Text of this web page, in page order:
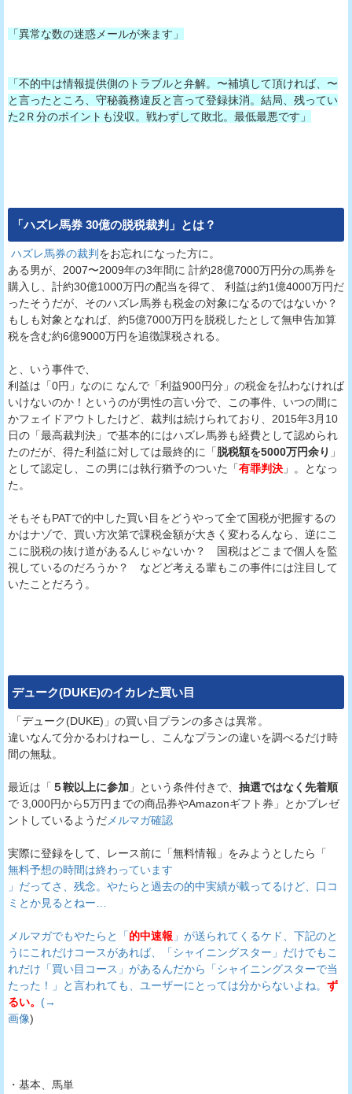
「異常な数の迷惑メールが来ます」
「不的中は情報提供側のトラブルと弁解。〜補填して頂ければ、〜
と言ったところ、守秘義務違反と言って登録抹消。結局、残ってい
た2Ｒ分のポイントも没収。戦わずして敗北。最低最悪です」
「ハズレ馬券 30億の脱税裁判」とは？
ハズレ馬券の裁判 をお忘れになった方に。
ある男が、2007〜2009年の3年間に 計約28億7000万円分の馬券を
購入し、計約30億1000万円の配当を得て、 利益は約1億4000万円だ
ったそうだが、そのハズレ馬券も税金の対象になるのではないか？
もしも対象となれば、約5億7000万円を脱税したとして無申告加算
税を含む約6億9000万円を追徴課税される。
と、いう事件で、
利益は「0円」なのに なんで「利益900円分」の税金を払わなければ
いけないのか！というのが男性の言い分で、この事件、いつの間に
かフェイドアウトしたけど、裁判は続けられており、2015年3月10
日の「最高裁判決」で基本的にはハズレ馬券も経費として認められ
たのだが、得た利益に対しては最終的に「脱税額を5000万円余り 」
として認定し、この男には執行猶予のついた「有罪判決 」。となっ
た。
そもそもPATで的中した買い目をどうやって全て国税が把握するの
かはナゾで、買い方次第で課税金額が大きく変わるんなら、逆にこ
こに脱税の抜け道があるんじゃないか？ 国税はどこまで個人を監
視しているのだろうか？ などど考える輩もこの事件には注目して
いたことだろう。
デューク(DUKE)のイカレた買い目
「デューク(DUKE)」の買い目プランの多さは異常。
違いなんて分かるわけねーし、こんなプランの違いを調べるだけ時
間の無駄。
最近は「 ５鞍以上に参加 」という条件付きで、 抽選ではなく先着順
で 3,000円から5万円までの商品券やAmazonギフト券」とかプレゼ
ントしているようだメルマガ確認
実際に登録をして、レース前に「無料情報」をみようとしたら「
無料予想の時間は終わっています
」だってさ、残念。やたらと過去の的中実績が載ってるけど、口コ
ミとか見るとねー…
メルマガでもやたらと「的中速報 」が送られてくるケド、下記のと
うにこれだけコースがあれば、「シャイニングスター」だけでもこ
れだけ「買い目コース」があるんだから「シャイニングスターで当
たった！」と言われても、ユーザーにとっては分からないよね。 ず
るい。 (→
画像)
・基本、馬単